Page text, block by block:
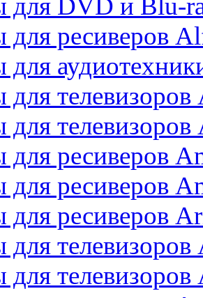
для DVD и Blu-
для ресиверов
для
для
для
для ресиверов
для ресиверов
для ресиверов
для
для телевизоров